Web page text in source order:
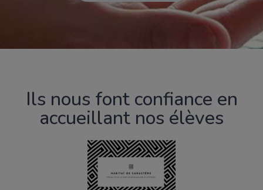
Ils nous font confiance en
accueillant nos élèves